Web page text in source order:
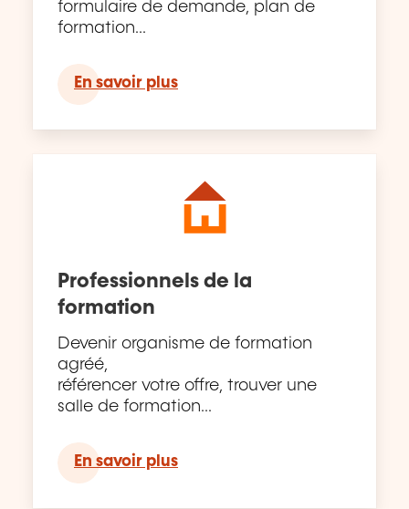
formulaire de demande, plan de
formation...
En savoir plus
Professionnels de la
formation
Devenir organisme de formation
agréé,
référencer votre offre, trouver une
salle de formation...
En savoir plus